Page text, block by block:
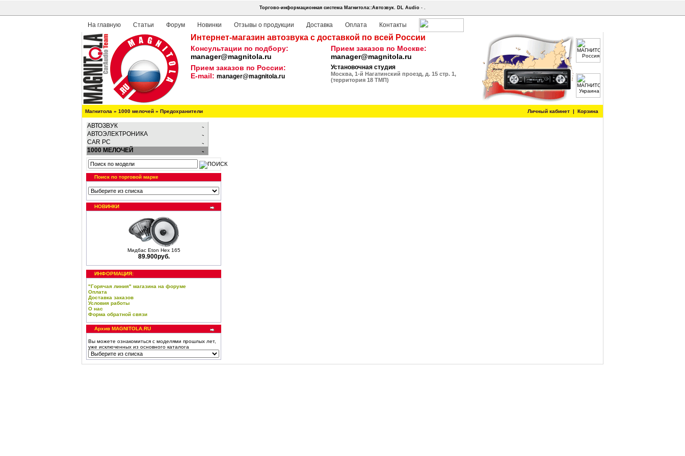
Торгово-информационная система Магнитола::Автозвук. DL Audio - .
На главную Статьи Форум Новинки Отзывы о продукции Доставка Оплата Контакты
Интернет-магазин автозвука с доставкой по всей России
Консультации по подбору:
manager@magnitola.ru
Прием заказов по Москве:
manager@magnitola.ru
Прием заказов по России:
E-mail: manager@magnitola.ru
Установочная студия
Москва, 1-й Нагатинский проезд, д. 15 стр. 1,
(территория 18 ТМП)
Магнитола » 1000 мелочей » Предохранители Личный кабинет | Корзина
АВТОЗВУК
АВТОЭЛЕКТРОНИКА
CAR PC
1000 МЕЛОЧЕЙ
Поиск по торговой марке
НОВИНКИ
Мидбас Eton Hex 165
89.900руб.
ИНФОРМАЦИЯ:
"Горячая линия" магазина на форуме
Оплата
Доставка заказов
Условия работы
О нас
Форма обратной связи
Архив MAGNITOLA.RU
Вы можете ознакомиться с моделями прошлых лет,
уже исключенных из основного каталога